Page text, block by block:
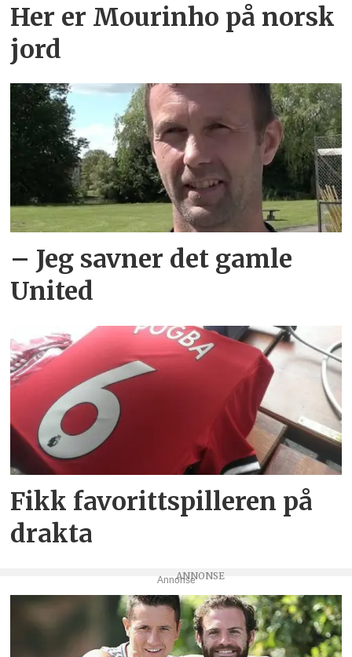
Her er Mourinho på norsk
jord
– Jeg savner det gamle
United
Fikk favorittspilleren på
drakta
Annonse